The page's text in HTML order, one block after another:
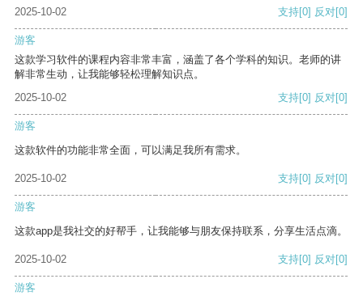
2025-10-02
支持[0] 反对[0]
游客
这款学习软件的课程内容非常丰富，涵盖了各个学科的知识。老师的讲
解非常生动，让我能够轻松理解知识点。
2025-10-02
支持[0] 反对[0]
游客
这款软件的功能非常全面，可以满足我所有需求。
2025-10-02 支持[0] 反对[0]
游客
这款app是我社交的好帮手，让我能够与朋友保持联系，分享生活点滴。
2025-10-02 支持[0] 反对[0]
游客